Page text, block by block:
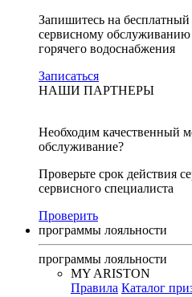
Запишитесь на
сервисному обслуживанию
горячего водоснабжения
Записаться
НАШИ ПАРТНЕРЫ
Необходим качественный
обслуживание?
Проверьте срок действия
сервисного специалиста
Проверить
программы лояльности
программы лояльности
MY ARISTON
Правила Каталог